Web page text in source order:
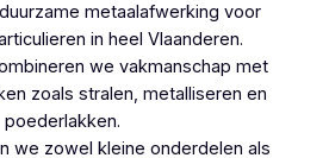
metaalafwerking voor
in heel Vlaanderen.
we vakmanschap met
zoals stralen, metalliseren en
poederlakken.
we zowel kleine onderdelen als